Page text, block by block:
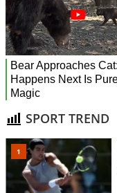
SPORT TREND